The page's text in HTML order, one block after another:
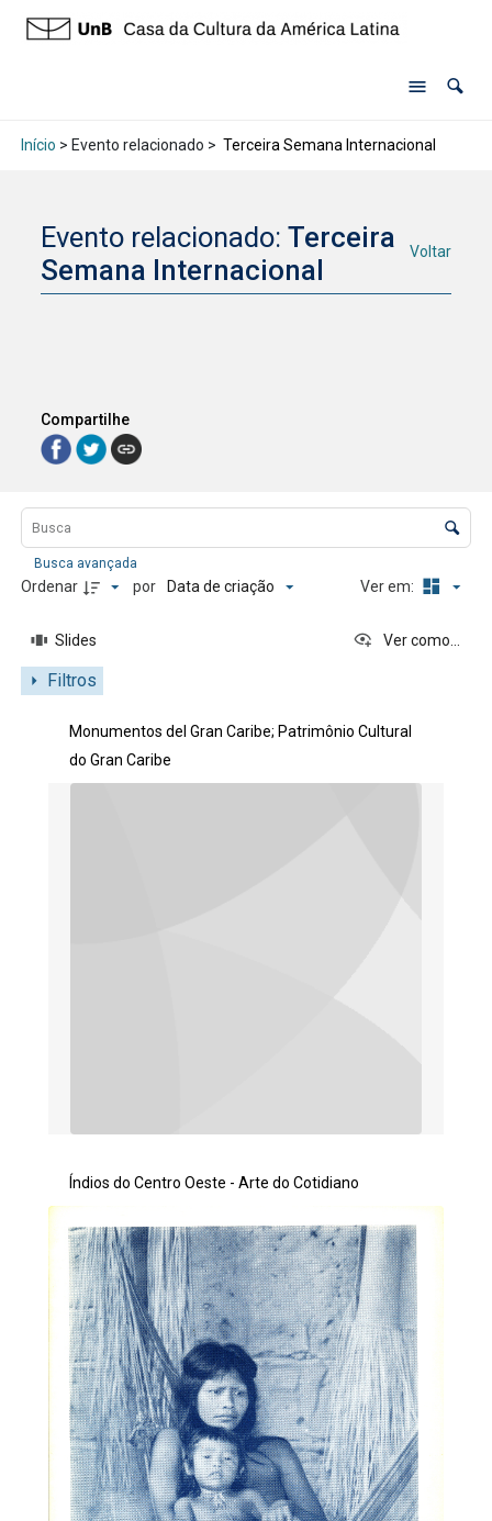
Início > Evento relacionado > Terceira Semana Internacional
Evento relacionado:Terceira
Semana Internacional
Voltar
Compartilhe
Lista de itens
Controle de ordenação e visualização
Filtros
Busca avançada
Ordenar por Data de criação Ver em:
Slides Ver como...
Resultados da lista de itens
Monumentos del Gran Caribe; Patrimônio Cultural
do Gran Caribe
Índios do Centro Oeste - Arte do Cotidiano